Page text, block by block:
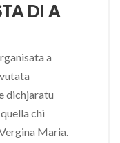
DI A
a
dichjaratu
chì
Maria.